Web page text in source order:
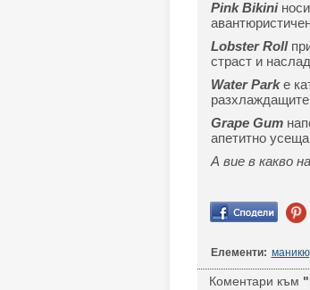
Pink Bikiniноси
Lobster Roll
страст и
Water Parkе
Grape Gum
апетитно
А вие в какво
Елементи:
Коментари към